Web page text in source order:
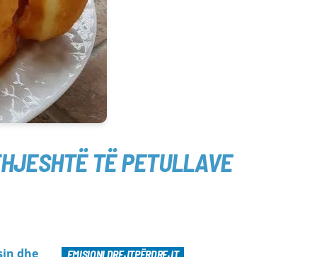
TË PETULLAVE
dhe
EMISIONI DREJTPËRDREJT